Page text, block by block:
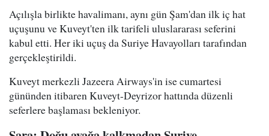
Açılışla birlikte havalimanı, aynı gün Şam'dan ilk iç hat
uçuşunu ve Kuveyt'ten ilk tarifeli uluslararası seferini
kabul etti. Her iki uçuş da Suriye Havayolları tarafından
gerçekleştirildi.
Kuveyt merkezli Jazeera Airways'in ise cumartesi
gününden itibaren Kuveyt-Deyrizor hattında düzenli
seferlere başlaması bekleniyor.